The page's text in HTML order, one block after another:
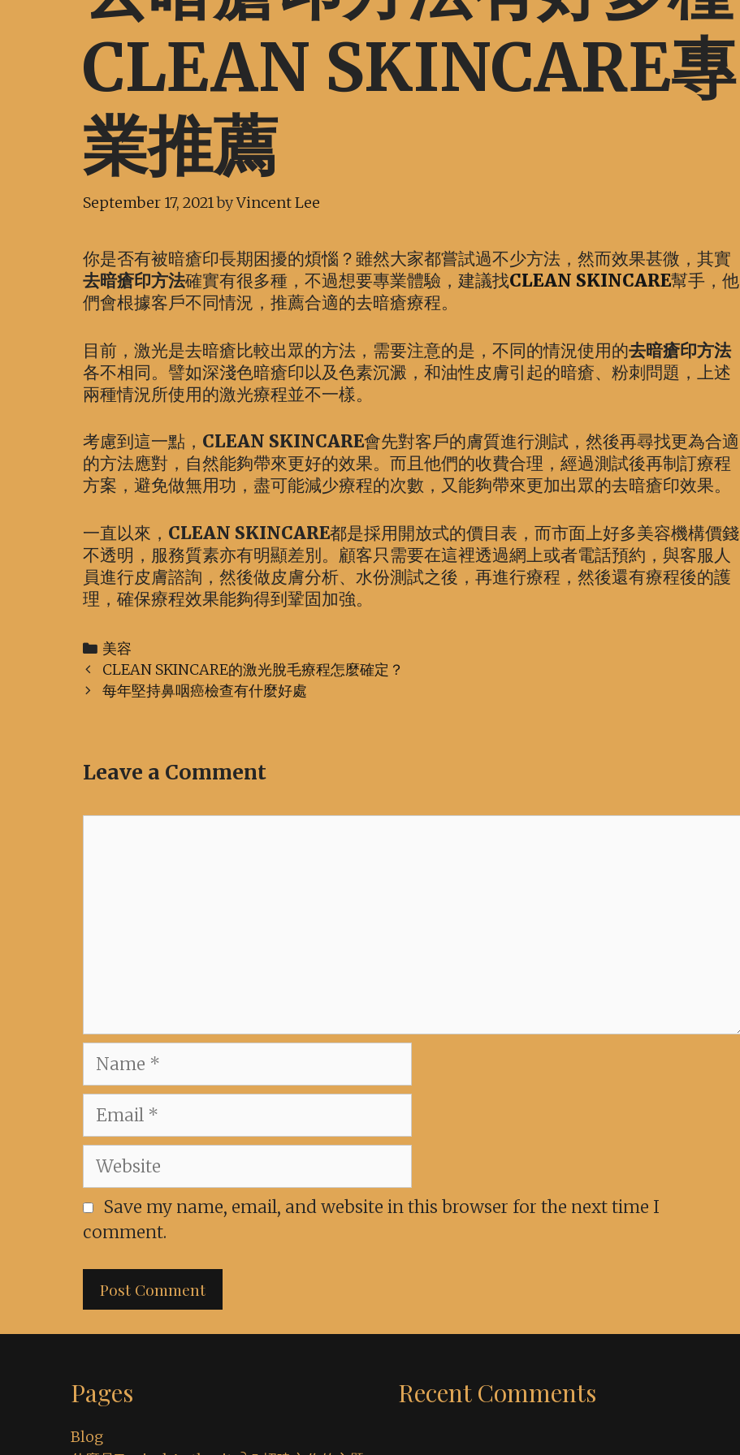
CLEAN SKINCARE專
業推薦
September 17, 2021byVincent Lee
你是否有被暗瘡印長期困擾的煩惱？雖然大家都嘗試過不少方法，然而效果甚微，其實
去暗瘡印方法確實有很多種，不過想要專業體驗，建議找CLEAN SKINCARE幫手，他
們會根據客戶不同情況，推薦合適的去暗瘡療程。
目前，激光是去暗瘡比較出眾的方法，需要注意的是，不同的情況使用的去暗瘡印方法
各不相同。譬如深淺色暗瘡印以及色素沉澱，和油性皮膚引起的暗瘡、粉刺問題，上述
兩種情況所使用的激光療程並不一樣。
考慮到這一點， CLEAN SKINCARE會先對客戶的膚質進行測試，然後再尋找更為合適
的方法應對，自然能夠帶來更好的效果。而且他們的收費合理，經過測試後再制訂療程
方案，避免做無用功，盡可能減少療程的次數，又能夠帶來更加出眾的去暗瘡印效果。
一直以來， CLEAN SKINCARE都是採用開放式的價目表，而市面上好多美容機構價錢
不透明，服務質素亦有明顯差別。顧客只需要在這裡透過網上或者電話預約，與客服人
員進行皮膚諮詢，然後做皮膚分析、水份測試之後，再進行療程，然後還有療程後的護
理，確保療程效果能夠得到鞏固加強。
Categories
美容
Post
navigation
CLEAN SKINCARE的激光脫毛療程怎麼確定？
每年堅持鼻咽癌檢查有什麼好處
Leave a Comment
Name
Email
Website
Save my name, email, and website in this browser for the next time I
comment.
Pages
Blog
Recent Comments